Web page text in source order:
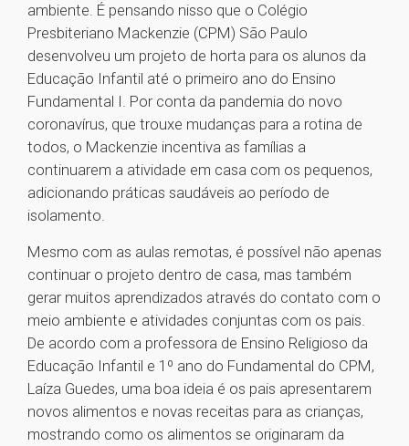
ambiente. É pensando nisso que o Colégio
Presbiteriano Mackenzie (CPM) São Paulo
desenvolveu um projeto de horta para os alunos da
Educação Infantil até o primeiro ano do Ensino
Fundamental I. Por conta da pandemia do novo
coronavírus, que trouxe mudanças para a rotina de
todos, o Mackenzie incentiva as famílias a
continuarem a atividade em casa com os pequenos,
adicionando práticas saudáveis ao período de
isolamento.
Mesmo com as aulas remotas, é possível não apenas
continuar o projeto dentro de casa, mas também
gerar muitos aprendizados através do contato com o
meio ambiente e atividades conjuntas com os pais.
De acordo com a professora de Ensino Religioso da
Educação Infantil e 1º ano do Fundamental do CPM,
Laíza Guedes, uma boa ideia é os pais apresentarem
novos alimentos e novas receitas para as crianças,
mostrando como os alimentos se originaram da